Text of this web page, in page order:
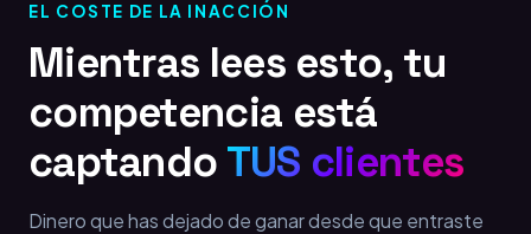
EL COSTE DE LA INACCIÓN
Mientras lees esto, tu
competencia está
captando TUS clientes
Dinero que has dejado de ganar desde que entraste